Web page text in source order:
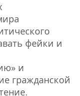
фейки и
и
гражданской